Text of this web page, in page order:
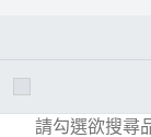
請勾選欲搜尋